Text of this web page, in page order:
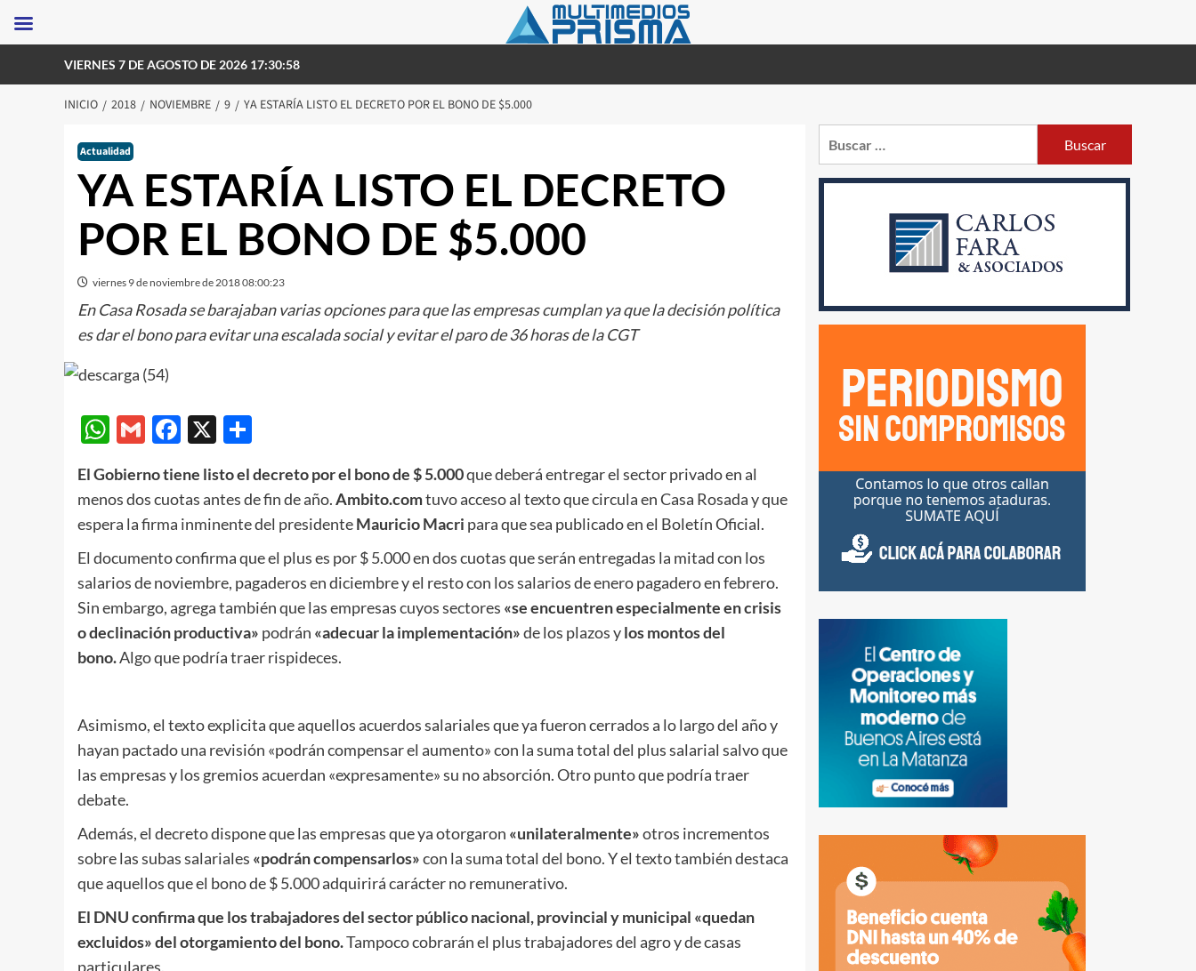
VIERNES 7 DE AGOSTO DE 2026 17:30:58
INICIO 2018 NOVIEMBRE 9 YA ESTARÍA LISTO EL DECRETO POR EL BONO DE $5.000
Actualidad
YA ESTARÍA LISTO EL DECRETO
POR EL BONO DE $5.000
viernes 9 de noviembre de 2018 08:00:23
En Casa Rosada se barajaban varias opciones para que las empresas cumplan ya que la decisión política
es dar el bono para evitar una escalada social y evitar el paro de 36 horas de la CGT
WhatsApp
GmailFacebook
X
El Gobierno tiene listo el decreto por el bono de $ 5.000que deberá entregar el sector privado en al
menos dos cuotas antes de fin de año.Ambito.comtuvo acceso al texto que circula en Casa Rosada y que
espera la firma inminente del presidenteMauricio Macri para que sea publicado en el Boletín Oficial.
El documento confirma que el plus es por $ 5.000 en dos cuotas que serán entregadas la mitad con los
salarios de noviembre, pagaderos en diciembre y el resto con los salarios de enero pagadero en febrero.
Sin embargo, agrega también que las empresas cuyos sectores «se encuentren especialmente en crisis
o declinación productiva» podrán «adecuar la implementación»de los plazos ylos montos del
bono.Algo que podría traer rispideces.
Asimismo, el texto explicita que aquellos acuerdos salariales que ya fueron cerrados a lo largo del año y
hayan pactado una revisión «podrán compensar el aumento» con la suma total del plus salarial salvo que
las empresas y los gremios acuerdan «expresamente» su no absorción. Otro punto que podría traer
debate.
Además, el decreto dispone que las empresas que ya otorgaron «unilateralmente»otros incrementos
sobre las subas salariales «podrán compensarlos»con la suma total del bono. Y el texto también destaca
que aquellos que el bono de $ 5.000 adquirirá carácter no remunerativo.
El DNU confirma que los trabajadores del sector público nacional, provincial y municipal «quedan
excluidos» del otorgamiento del bono.Tampoco cobrarán el plus trabajadores del agro y de casas
particulares.